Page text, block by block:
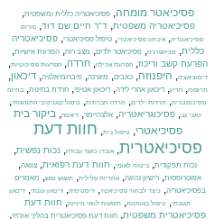
פסיכיאטר מומחה,פסיכיאטריה כללית ומשפטית,
פסיכיאטריה משפטית,ד"ר חיים שם דוד,פורום
פסיכיאטריה, איבחון פסיכיאטרי, טיפול פסיכיאטרי, פסיכיאטריה
כללית,סכיזופרניה,פסיכיאטר ילדים, מצב רוח,הפרעת אישיות,
הפרעת קשב וריכוז,הפרעת אכילה,חרדה,הפרעות פסיכוטיות,
דיסוציאציה, היפנוזה,כאבים, מיגרנה,פיברומיאלגיה,דיכאון,
תרופות, הריון,דיכאון אחרי לידה,דיכאון אטיפי, חרדת בחינות, בחינה
פסיכומטרית, חרדות ילדים, חרדה חברתית, טיפול קוגניטיבי התנהגותי,
כאבי גב, פסיכוגריאטריה, אלצהיימר, דיאטה, ביקור בית
פסיכיאטרי,טיפול בית, חוות דעת
פסיכיאטרית,אובדן כושר עבודה, נכות נפשית,
נכות תפקודית, ביטוח לאומי, חוות דעת רפואית, צוואה,
אפוטרופסות,רישיון נהיגה,אחריות פלילית,תשוש נפש, מאמרים
בפסיכיאטריה, כיצד לבחור פסיכיאטר, דיסטימיה, דיכאון עונתי, דיכאון
תגובתי, טיפול באומנות, תופעות לוואי מיניות, חוות דעת
פסיכיאטרית משפטית, חוות דעת פסיכיאטרית בהליך אזרחי,